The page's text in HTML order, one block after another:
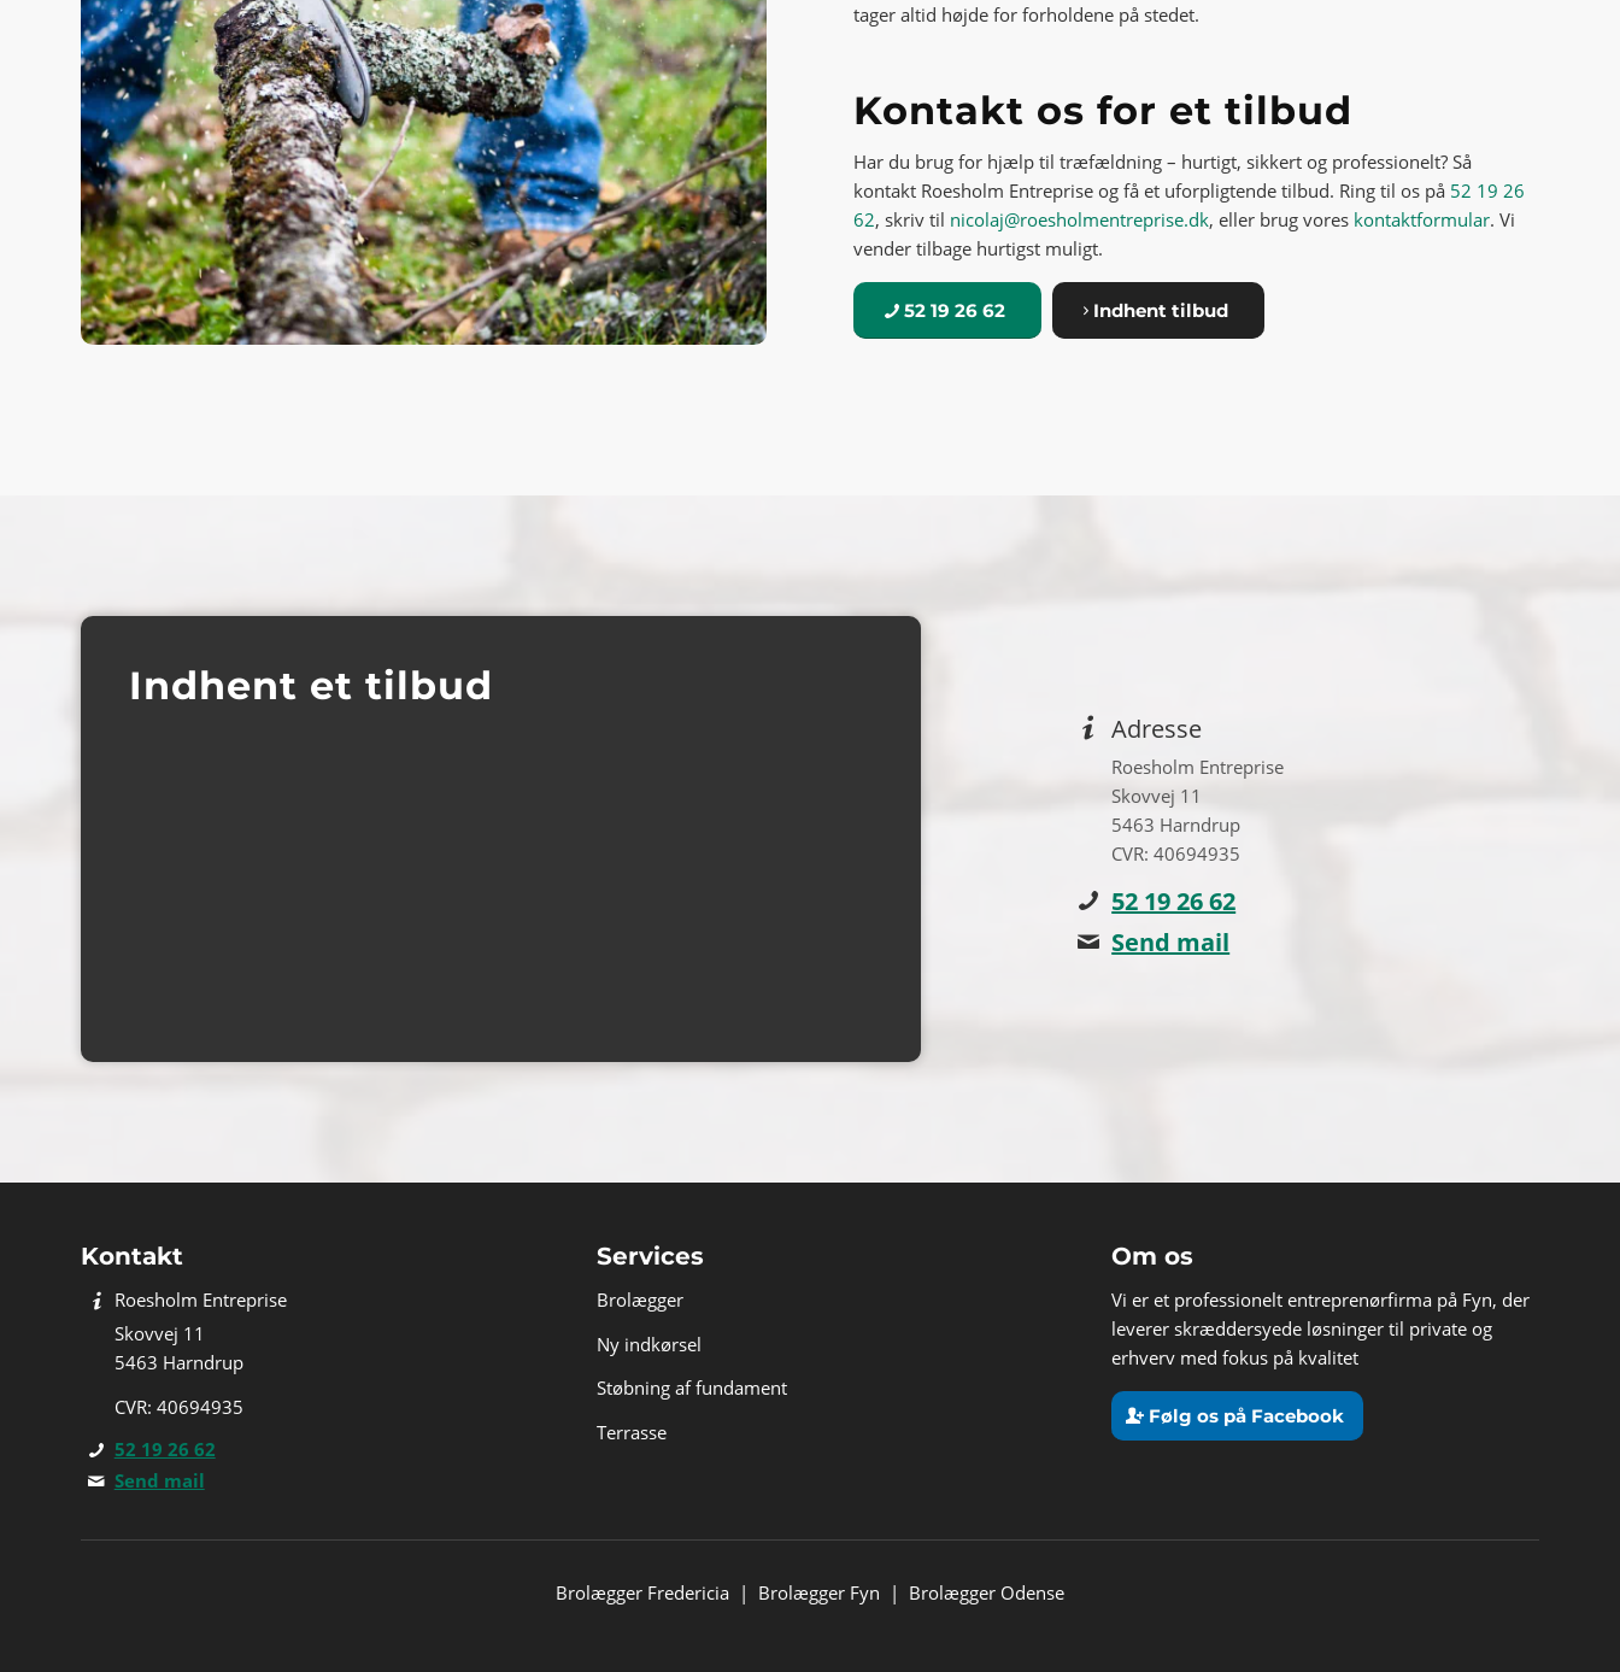
tager altid højde for forholdene på stedet.
Kontakt os for et tilbud
Har du brug for hjælp til træfældning – hurtigt, sikkert og professionelt? Så
kontakt Roesholm Entreprise og få et uforpligtende tilbud. Ring til os på 52 19 26
62, skriv til nicolaj@roesholmentreprise.dk, eller brug vores kontaktformular. Vi
vender tilbage hurtigst muligt.
52 19 26 62 Indhent tilbud
Indhent et tilbud
Adresse
Roesholm Entreprise
Skovvej 11
5463 Harndrup
CVR: 40694935
52 19 26 62
Send mail
Kontakt
Roesholm Entreprise
Skovvej 11
5463 Harndrup
CVR: 40694935
52 19 26 62
Send mail
Services
Brolægger
Ny indkørsel
Støbning af fundament
Terrasse
Om os
Vi er et professionelt entreprenørfirma på Fyn, der
leverer skræddersyede løsninger til private og
erhverv med fokus på kvalitet
Følg os på Facebook
Brolægger Fredericia | Brolægger Fyn | Brolægger Odense